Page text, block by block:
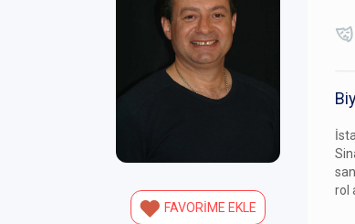
FAVORİME EKLE
rol